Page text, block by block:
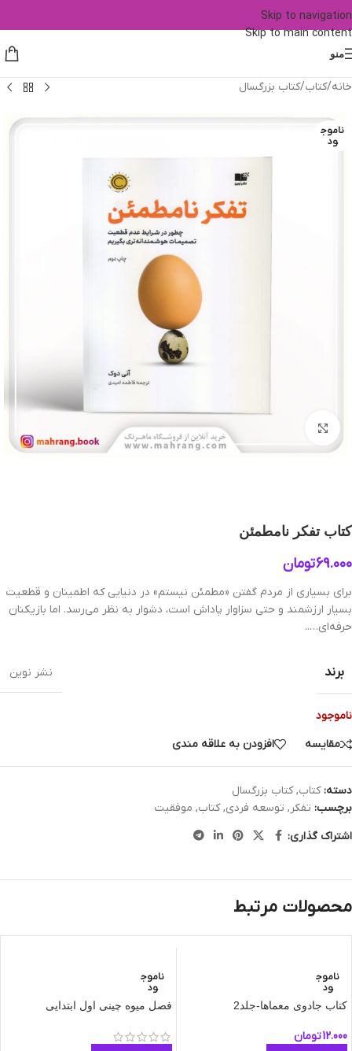
Skip to navigation
Skip to main content
منو
خانه/کتاب/کتاب بزرگسال
ناموج
ود
کتاب تفکر نامطمئن
69.000تومان
برای بسیاری از مردم گفتن «مطمئن نیستم» در دنیایی که اطمینان و قطعیت
بسیار ارزشمند و حتی سزاوار پاداش است، دشوار به نظر می‌رسد. اما بازیکنان
حرفه‌ای…..
برند نشر نوین
ناموجود
مقایسه
افزودن به علاقه مندی
دسته: کتاب, کتاب بزرگسال
برچسب: تفکر, توسعه فردی, کتاب, موفقیت
اشتراک گذاری:
محصولات مرتبط
ناموج
ود
کتاب جادوی معماها-جلد2
12.000تومان
ناموج
ود
فصل میوه چینی اول ابتدایی